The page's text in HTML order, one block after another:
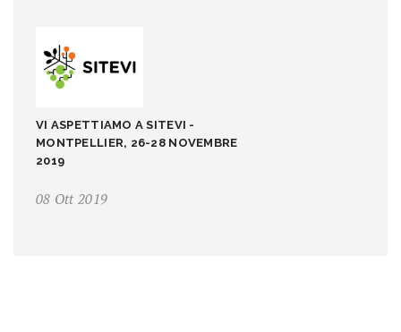
VI ASPETTIAMO A SITEVI -
MONTPELLIER, 26-28 NOVEMBRE
2019
08 Ott 2019